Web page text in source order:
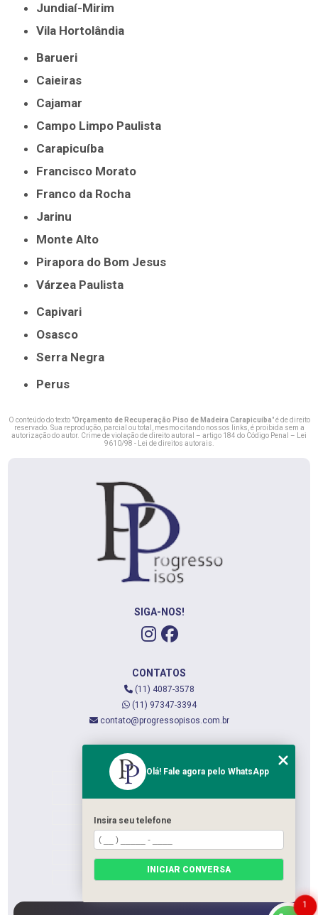
Jundiaí-Mirim
Vila Hortolândia
Barueri
Caieiras
Cajamar
Campo Limpo Paulista
Carapicuíba
Francisco Morato
Franco da Rocha
Jarinu
Monte Alto
Pirapora do Bom Jesus
Várzea Paulista
Capivari
Osasco
Serra Negra
Perus
O conteúdo do texto "Orçamento de Recuperação Piso de Madeira Carapicuíba" é de direito
reservado. Sua reprodução, parcial ou total, mesmo citando nossos links, é proibida sem a
autorização do autor. Crime de violação de direito autoral – artigo 184 do Código Penal –
Lei
9610/98 - Lei de direitos autorais
SIGA-NOS!
CONTATOS
(11) 4087-3578
(11) 97347-3394
contato@progressopisos.com.br
QUEM SOMOS
SERVIÇOS
CATEGORIAS
1
Olá! Fale agora pelo WhatsApp
Insira seu telefone
INICIAR CONVERSA